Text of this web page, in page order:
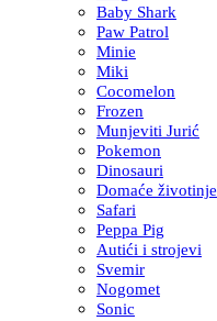
Baby Shark
Paw Patrol
Minie
Miki
Cocomelon
Frozen
Munjeviti Jurić
Pokemon
Dinosauri
Domaće životinje
Safari
Peppa Pig
Autići i strojevi
Svemir
Nogomet
Sonic